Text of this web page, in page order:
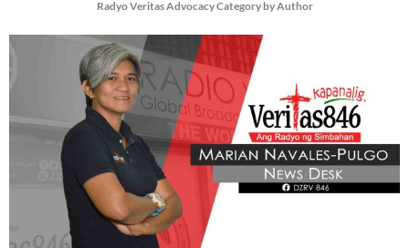
Radyo Veritas Advocacy Category by Author